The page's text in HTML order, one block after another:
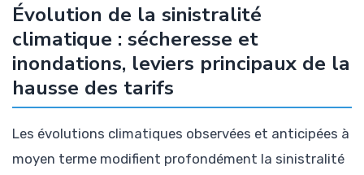
Évolution de la sinistralité
climatique : sécheresse et
inondations, leviers principaux de la
hausse des tarifs
Les évolutions climatiques observées et anticipées à
moyen terme modifient profondément la sinistralité